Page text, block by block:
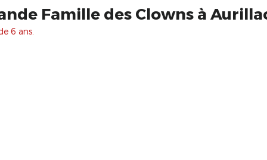
Famille des Clowns à
6 ans.